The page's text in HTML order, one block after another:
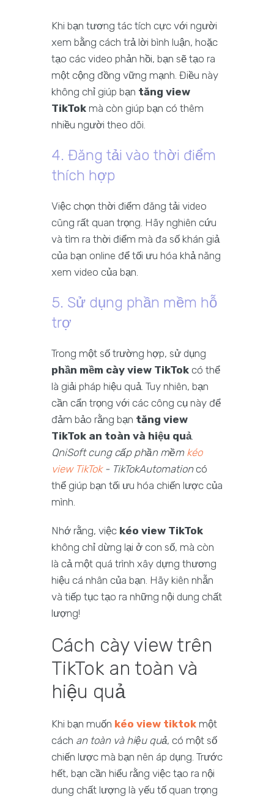
Khi bạn tương tác tích cực với người
xem bằng cách trả lời bình luận, hoặc
tạo các video phản hồi, bạn sẽ tạo ra
một cộng đồng vững mạnh. Điều này
không chỉ giúp bạn tăng view
TikTok mà còn giúp bạn có thêm
nhiều người theo dõi.
4. Đăng tải vào thời điểm
thích hợp
Việc chọn thời điểm đăng tải video
cũng rất quan trọng. Hãy nghiên cứu
và tìm ra thời điểm mà đa số khán giả
của bạn online để tối ưu hóa khả năng
xem video của bạn.
5. Sử dụng phần mềm hỗ
trợ
Trong một số trường hợp, sử dụng
phần mềm cày view TikTok có thể
là giải pháp hiệu quả. Tuy nhiên, bạn
cần cẩn trọng với các công cụ này để
đảm bảo rằng bạn tăng view
TikTok an toàn và hiệu quả.
QniSoft cung cấp phần mềm kéo
view TikTok- TikTokAutomationcó
thể giúp bạn tối ưu hóa chiến lược của
mình.
Nhớ rằng, việc kéo view TikTok
không chỉ dừng lại ở con số, mà còn
là cả một quá trình xây dựng thương
hiệu cá nhân của bạn. Hãy kiên nhẫn
và tiếp tục tạo ra những nội dung chất
lượng!
Cách cày view trên
TikTok an toàn và
hiệu quả
Khi bạn muốn kéo view tiktok một
cách an toàn và hiệu quả, có một số
chiến lược mà bạn nên áp dụng. Trước
hết, bạn cần hiểu rằng việc tạo ra nội
dung chất lượng là yếu tố quan trọng